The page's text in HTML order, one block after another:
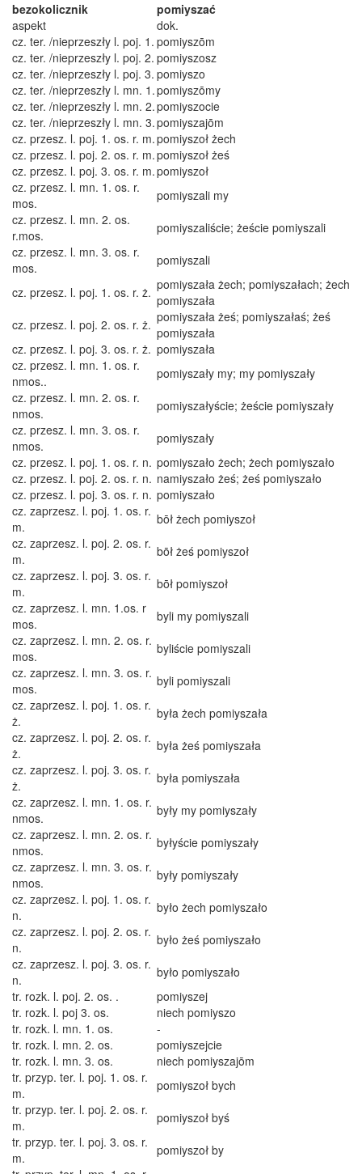
bezokolicznik
pomiyszać
aspekt
dok.
cz. ter. /nieprzeszły l. poj. 1. pomiyszōm
cz. ter. /nieprzeszły l. poj. 2. pomiyszosz
cz. ter. /nieprzeszły l. poj. 3. pomiyszo
cz. ter. /nieprzeszły l. mn. 1.pomiyszōmy
cz. ter. /nieprzeszły l. mn. 2.pomiyszocie
cz. ter. /nieprzeszły l. mn. 3.pomiyszajōm
cz. przesz. l. poj. 1. os. r. m.pomiyszoł żech
cz. przesz. l. poj. 2. os. r. m.pomiyszoł żeś
cz. przesz. l. poj. 3. os. r. m.pomiyszoł
cz. przesz. l. mn. 1. os. r.
mos.
pomiyszali my
cz. przesz. l. mn. 2. os.
r.mos.
pomiyszaliście; żeście pomiyszali
cz. przesz. l. mn. 3. os. r.
mos.
pomiyszali
cz. przesz. l. poj. 1. os. r. ż. pomiyszała żech; pomiyszałach; żech
pomiyszała
cz. przesz. l. poj. 2. os. r. ż. pomiyszała żeś; pomiyszałaś; żeś
pomiyszała
cz. przesz. l. poj. 3. os. r. ż. pomiyszała
cz. przesz. l. mn. 1. os. r.
nmos..
pomiyszały my; my pomiyszały
cz. przesz. l. mn. 2. os. r.
nmos.
pomiyszałyście; żeście pomiyszały
cz. przesz. l. mn. 3. os. r.
nmos.
pomiyszały
cz. przesz. l. poj. 1. os. r. n. pomiyszało żech; żech pomiyszało
cz. przesz. l. poj. 2. os. r. n. namiyszało żeś; żeś pomiyszało
cz. przesz. l. poj. 3. os. r. n. pomiyszało
cz. zaprzesz. l. poj. 1. os. r.
m.
bōł żech pomiyszoł
cz. zaprzesz. l. poj. 2. os. r.
m.
bōł żeś pomiyszoł
cz. zaprzesz. l. poj. 3. os. r.
m.
bōł pomiyszoł
cz. zaprzesz. l. mn. 1.os. r
mos.
byli my pomiyszali
cz. zaprzesz. l. mn. 2. os. r.
mos.
byliście pomiyszali
cz. zaprzesz. l. mn. 3. os. r.
mos.
byli pomiyszali
cz. zaprzesz. l. poj. 1. os. r.
ż.
była żech pomiyszała
cz. zaprzesz. l. poj. 2. os. r.
ż.
była żeś pomiyszała
cz. zaprzesz. l. poj. 3. os. r.
ż.
była pomiyszała
cz. zaprzesz. l. mn. 1. os. r.
nmos.
były my pomiyszały
cz. zaprzesz. l. mn. 2. os. r.
nmos.
byłyście pomiyszały
cz. zaprzesz. l. mn. 3. os. r.
nmos.
były pomiyszały
cz. zaprzesz. l. poj. 1. os. r.
n.
było żech pomiyszało
cz. zaprzesz. l. poj. 2. os. r.
n.
było żeś pomiyszało
cz. zaprzesz. l. poj. 3. os. r.
n.
było pomiyszało
tr. rozk. l. poj. 2. os. .
pomiyszej
tr. rozk. l. poj 3. os.
niech pomiyszo
tr. rozk. l. mn. 1. os.
-
tr. rozk. l. mn. 2. os.
pomiyszejcie
tr. rozk. l. mn. 3. os.
niech pomiyszajōm
tr. przyp. ter. l. poj. 1. os. r.
m.
pomiyszoł bych
tr. przyp. ter. l. poj. 2. os. r.
m.
pomiyszoł byś
tr. przyp. ter. l. poj. 3. os. r.
m.
pomiyszoł by